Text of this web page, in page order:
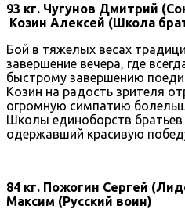
93 кг. Чугунов Дмитрий
Козин Алексей (Школа
Бой в тяжелых весах
завершение вечера, где
быстрому завершению
Козин на радость зрителя
огромную симпатию
Школы единоборств
одержавший красивую
84 кг. Пожогин Сергей
Максим (Русский воин)